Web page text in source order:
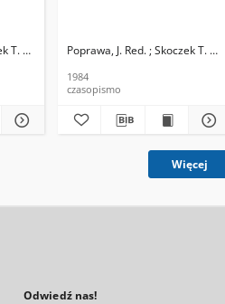
T. Red. Poprawa, J. Red. ; Skoczek T. Red.
1984
czasopismo
Więcej
Odwiedź nas!